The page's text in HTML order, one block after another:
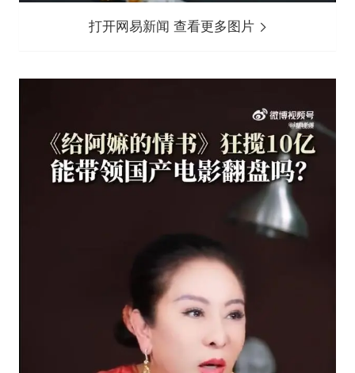
打开网易新闻 查看更多图片